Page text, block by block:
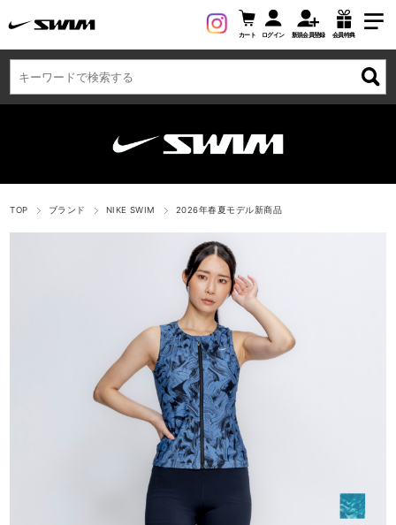
カート ログイン 新規会員登録 会員特典
TOP ブランド NIKE SWIM 2026年春夏モデル新商品